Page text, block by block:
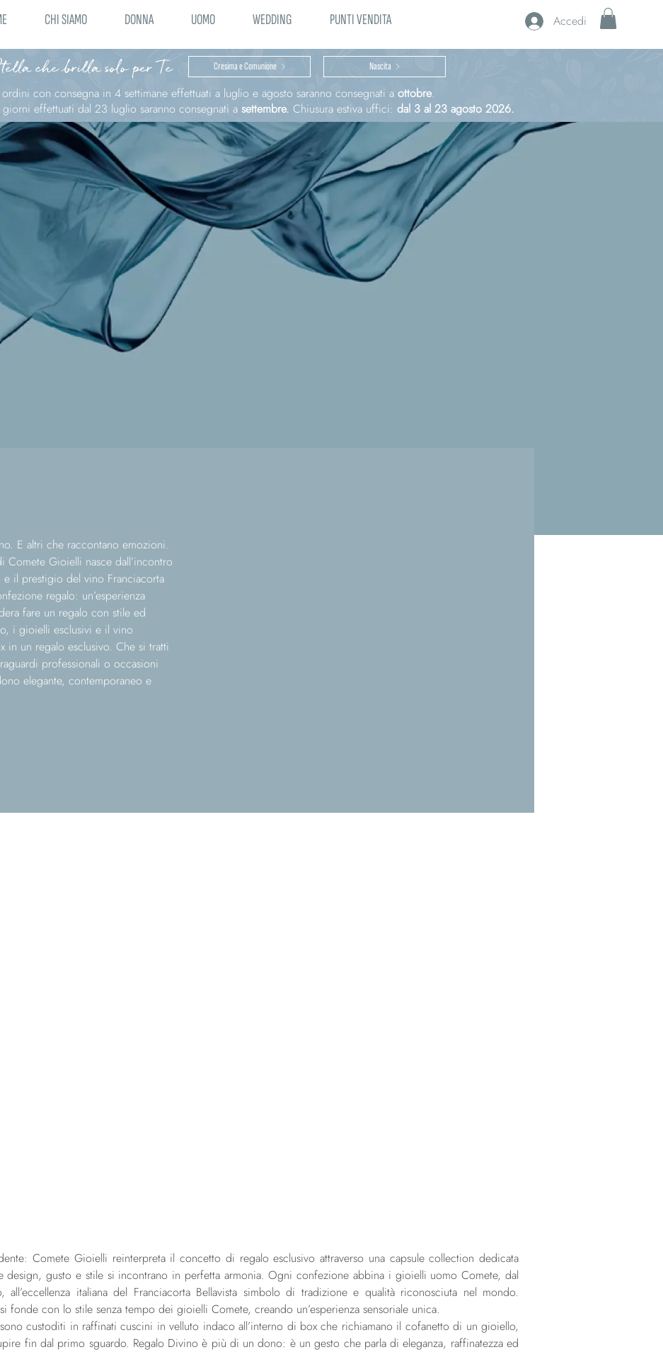
CHI SIAMO DONNA UOMO WEDDING PUNTI VENDITA Accedi
che brilla solo per Te Cresima e Comunione Nascita
con consegna in 4 settimane effettuati a luglio e agosto saranno consegnati a ottobre.
effettuati dal 23 luglio saranno consegnati a settembre. Chiusura estiva uffici: dal 3 al 23 agosto 2026.
E altri che raccontano emozioni.
Comete Gioielli nasce dall’incontro
il prestigio del vino Franciacorta
regalo: un’esperienza
fare un regalo con stile ed
i gioielli esclusivi e il vino
in un regalo esclusivo. Che si tratti
professionali o occasioni
elegante, contemporaneo e
Comete Gioielli reinterpreta il concetto di regalo esclusivo attraverso una capsule collection dedicata
design, gusto e stile si incontrano in perfetta armonia. Ogni confezione abbina i gioielli uomo Comete, dal
all’eccellenza italiana del Franciacorta Bellavista simbolo di tradizione e qualità riconosciuta nel mondo.
fonde con lo stile senza tempo dei gioielli Comete, creando un’esperienza sensoriale unica.
custoditi in raffinati cuscini in velluto indaco all’interno di box che richiamano il cofanetto di un gioiello,
fin dal primo sguardo. Regalo Divino è più di un dono: è un gesto che parla di eleganza, raffinatezza ed